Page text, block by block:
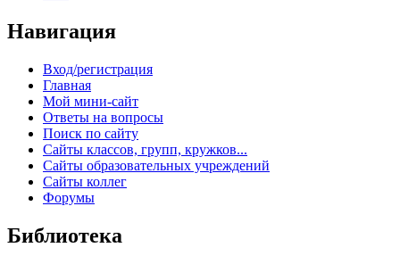
Навигация
Вход/регистрация
Главная
Мой мини-сайт
Ответы на вопросы
Поиск по сайту
Сайты классов, групп, кружков...
Сайты образовательных учреждений
Сайты коллег
Форумы
Библиотека